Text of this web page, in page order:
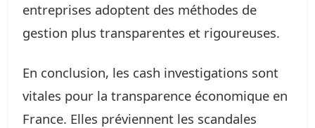
entreprises adoptent des méthodes de
gestion plus transparentes et rigoureuses.
En conclusion, les cash investigations sont
vitales pour la transparence économique en
France. Elles préviennent les scandales